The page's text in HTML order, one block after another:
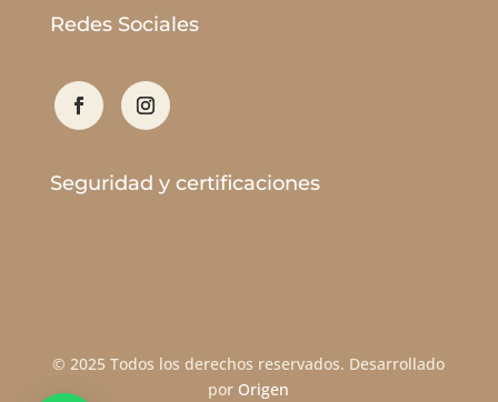
Redes Sociales
Seguridad y certificaciones
© 2025Todos los derechos reservados. Desarrollado
por Origen